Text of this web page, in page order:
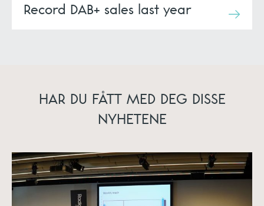
Record DAB+ sales last year
HAR DU FÅTT MED DEG DISSE
NYHETENE